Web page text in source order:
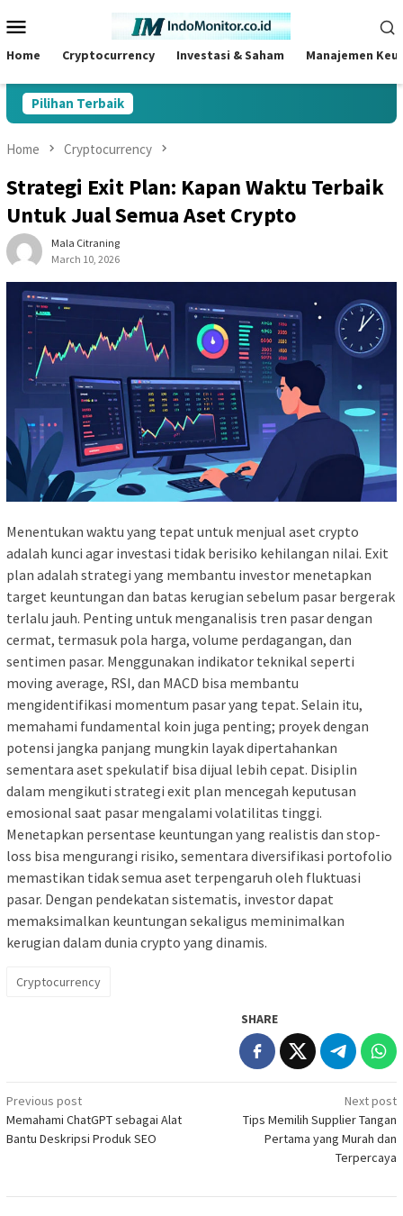
to
Menu
Home Cryptocurrency Investasi & Saham Manajemen
Pilihan Terbaik
Home Cryptocurrency
Strategi Exit Plan: Kapan Waktu Terbaik
Untuk Jual Semua Aset Crypto
Mala Citraning
March 10, 2026
Menentukan waktu yang tepat untuk menjual aset crypto
adalah kunci agar investasi tidak berisiko kehilangan nilai. Exit
plan adalah strategi yang membantu investor menetapkan
target keuntungan dan batas kerugian sebelum pasar bergerak
terlalu jauh. Penting untuk menganalisis tren pasar dengan
cermat, termasuk pola harga, volume perdagangan, dan
sentimen pasar. Menggunakan indikator teknikal seperti
moving average, RSI, dan MACD bisa membantu
mengidentifikasi momentum pasar yang tepat. Selain itu,
memahami fundamental koin juga penting; proyek dengan
potensi jangka panjang mungkin layak dipertahankan
sementara aset spekulatif bisa dijual lebih cepat. Disiplin
dalam mengikuti strategi exit plan mencegah keputusan
emosional saat pasar mengalami volatilitas tinggi.
Menetapkan persentase keuntungan yang realistis dan stop-
loss bisa mengurangi risiko, sementara diversifikasi portofolio
memastikan tidak semua aset terpengaruh oleh fluktuasi
pasar. Dengan pendekatan sistematis, investor dapat
memaksimalkan keuntungan sekaligus meminimalkan
kerugian dalam dunia crypto yang dinamis.
Cryptocurrency
SHARE
Post
navigation
Previous post
Memahami ChatGPT sebagai Alat
Bantu Deskripsi Produk SEO
Next post
Tips Memilih Supplier Tangan
Pertama yang Murah dan
Terpercaya